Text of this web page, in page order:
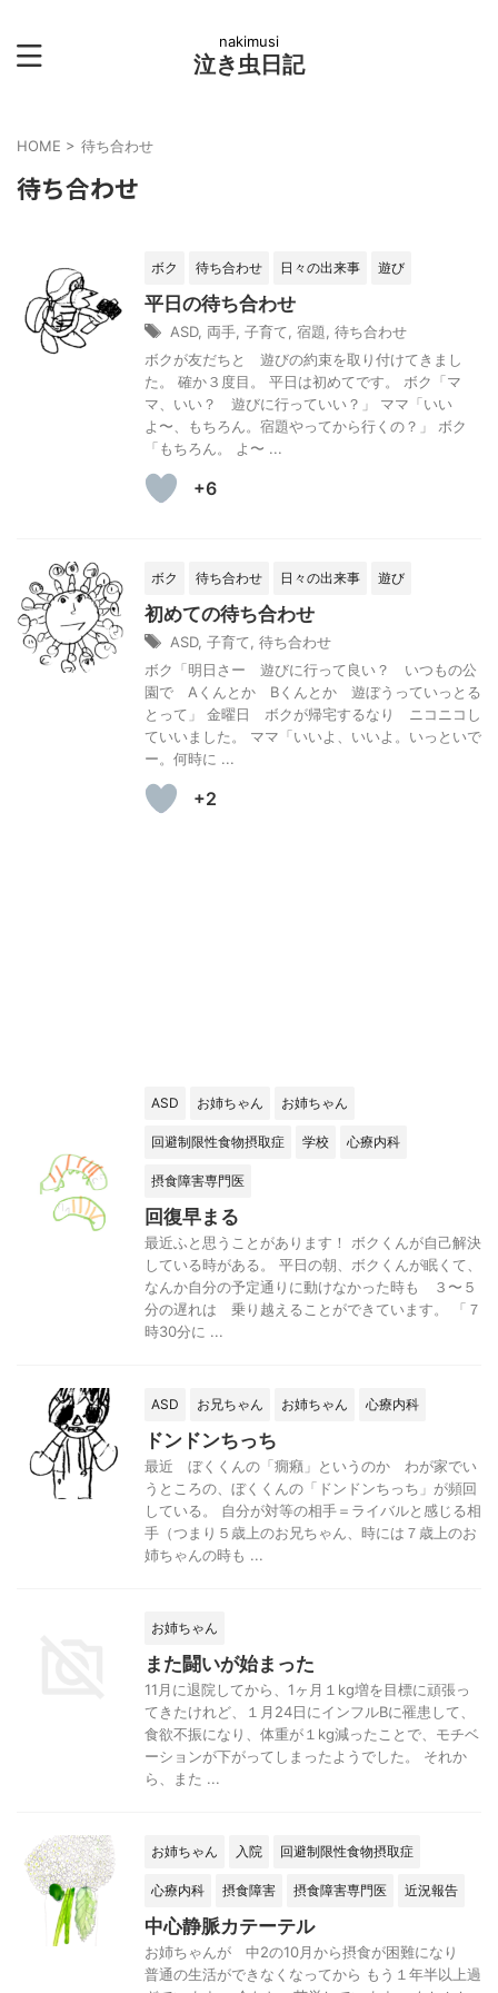
nakimusi
泣き虫日記
HOME > 待ち合わせ
待ち合わせ
ボク 待ち合わせ 日々の出来事 遊び
平日の待ち合わせ
ASD, 両手 子育て 宿題
待ち合わせ
ボクが友だちと 遊びの約束を取り付けてきまし
た。 確か３度目。 平日は初めてです。 ボク「マ
マ、いい？ 遊びに行っていい？」 ママ「いい
よ〜、もちろん。宿題やってから行くの？」 ボク
「もちろん。 よ〜 ...
+6
ボク 待ち合わせ 日々の出来事 遊び
初めての待ち合わせ
ASD, 子育て 待ち合わせ
ボク「明日さー 遊びに行って良い？ いつもの公
園で Aくんとか Bくんとか 遊ぼうっていっとる
とって」 金曜日 ボクが帰宅するなり ニコニコし
ていいました。 ママ「いいよ、いいよ。いっといで
ー。何時に ...
+2
ASD お姉ちゃん お姉ちゃん
回避制限性食物摂取症 学校 心療内科
摂食障害専門医
回復早まる
最近ふと思うことがあります！ ボクくんが自己解決
している時がある。 平日の朝、ボクくんが眠くて、
なんか自分の予定通りに動けなかった時も ３〜５
分の遅れは 乗り越えることができています。 「７
時30分に ...
ASD お兄ちゃん お姉ちゃん 心療内科
ドンドンちっち
最近 ぼくくんの「癇癪」というのか わが家でい
うところの、ぼくくんの「ドンドンちっち」が頻回
している。 自分が対等の相手＝ライバルと感じる相
手（つまり５歳上のお兄ちゃん、時には７歳上のお
姉ちゃんの時も ...
お姉ちゃん
また闘いが始まった
11月に退院してから、1ヶ月１kg増を目標に頑張っ
てきたけれど、１月24日にインフルBに罹患して、
食欲不振になり、体重が１kg減ったことで、モチベ
ーションが下がってしまったようでした。 それか
ら、また ...
お姉ちゃん 入院 回避制限性食物摂取症
心療内科 摂食障害 摂食障害専門医 近況報告
中心静脈カテーテル
お姉ちゃんが 中2の10月から摂食が困難になり
普通の生活ができなくなってから もう１年半以上過